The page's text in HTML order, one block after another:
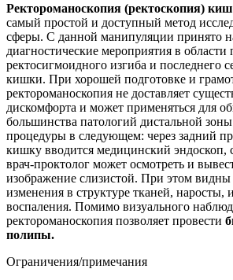
Ректороманоскопия (ректоскопия)
самый простой и доступный метод
сферы. С данной манипуляции принято
диагностические мероприятия в
ректосигмоидного изгиба и последнего
кишки. При хорошей подготовке и
ректороманоскопия не доставляет
дискомфорта и может применяться для
большинства патологий дистальной
процедуры в следующем: через задний
кишку вводится медицинский эндоскоп,
врач-проктолог может осмотреть и
изображение слизистой. При этом
изменения в структуре тканей, наросты,
воспаления. Помимо визуального
ректороманоскопия позволяет провести
полипы.
Ограничения/примечания